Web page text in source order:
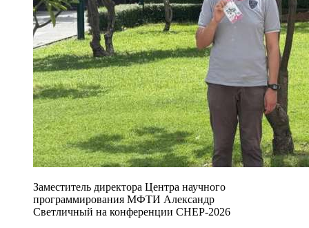
Заместитель директора Центра научного
программирования МФТИ Александр
Светличный на конференции CHEP-2026